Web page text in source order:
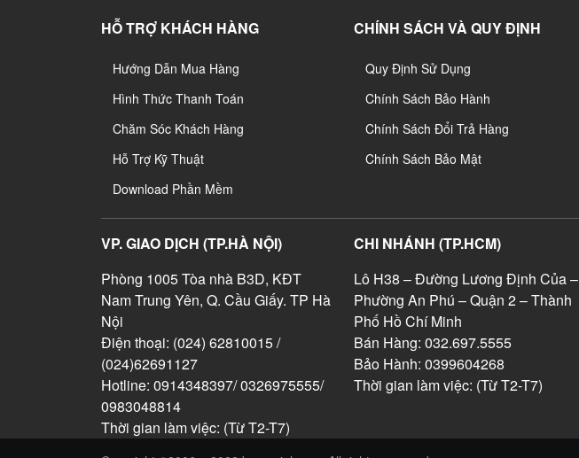
HỖ TRỢ KHÁCH HÀNG
Hướng Dẫn Mua Hàng
Hình Thức Thanh Toán
Chăm Sóc Khách Hàng
Hỗ Trợ Kỹ Thuật
Download Phần Mềm
CHÍNH SÁCH VÀ QUY ĐỊNH
Quy Định Sử Dụng
Chính Sách Bảo Hành
Chính Sách Đổi Trả Hàng
Chính Sách Bảo Mật
VP. GIAO DỊCH (TP.HÀ NỘI)
Phòng 1005 Tòa nhà B3D, KĐT
Nam Trung Yên, Q. Cầu Giấy. TP Hà
Nội
Điện thoại: (024) 62810015 /
(024)62691127
Hotline: 0914348397/ 0326975555/
0983048814
Thời gian làm việc: (Từ T2-T7)
CHI NHÁNH (TP.HCM)
Lô H38 – Đường Lương Định Của –
Phường An Phú – Quận 2 – Thành
Phố Hồ Chí Minh
Bán Hàng: 032.697.5555
Bảo Hành: 0399604268
Thời gian làm việc: (Từ T2-T7)